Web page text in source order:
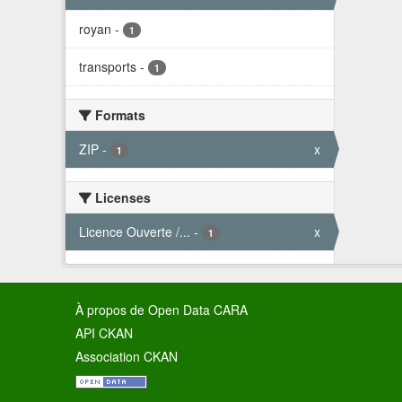
royan - 1
transports - 1
Formats
ZIP - 1 x
Licenses
Licence Ouverte /... - 1 x
À propos de Open Data CARA
API CKAN
Association CKAN